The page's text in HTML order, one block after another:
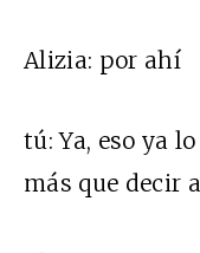
Alizia: por ahí
tú:Ya, eso ya
más que decir